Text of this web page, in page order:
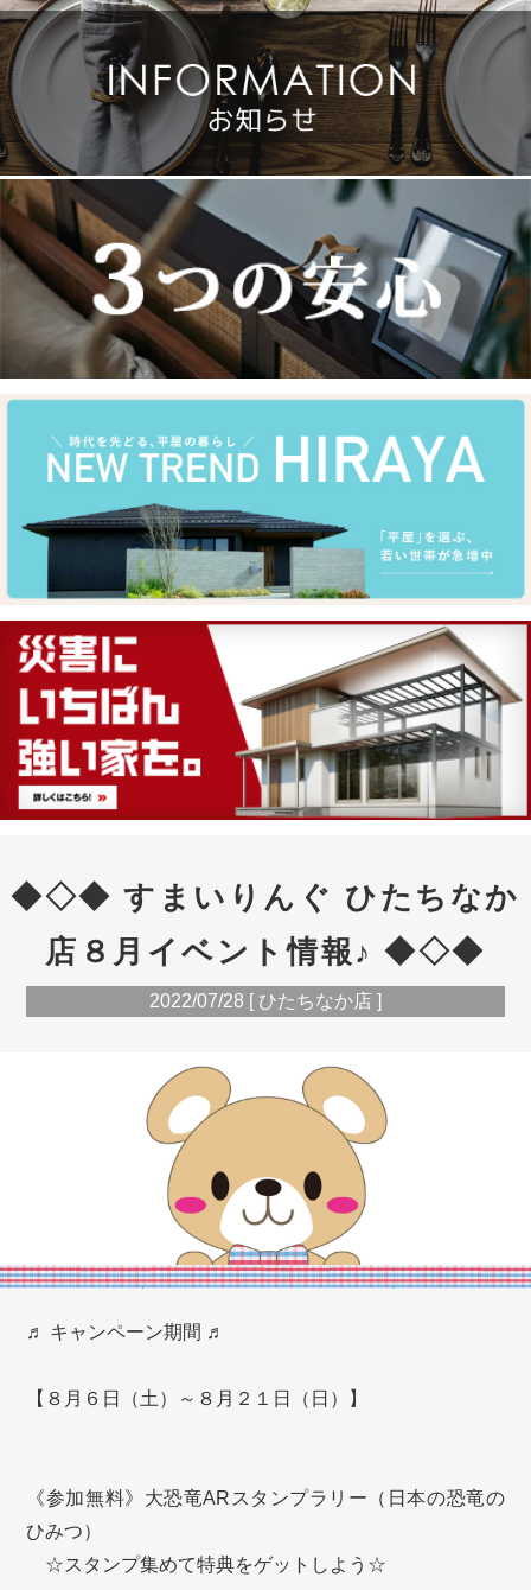
◆◇◆ すまいりんぐ ひたちなか
店８月イベント情報♪ ◆◇◆
2022/07/28 [ ひたちなか店 ]
♬ キャンペーン期間 ♬
【８月６日（土）～８月２１日（日）】
《参加無料》大恐竜ARスタンプラリー（日本の恐竜の
ひみつ）
☆スタンプ集めて特典をゲットしよう☆